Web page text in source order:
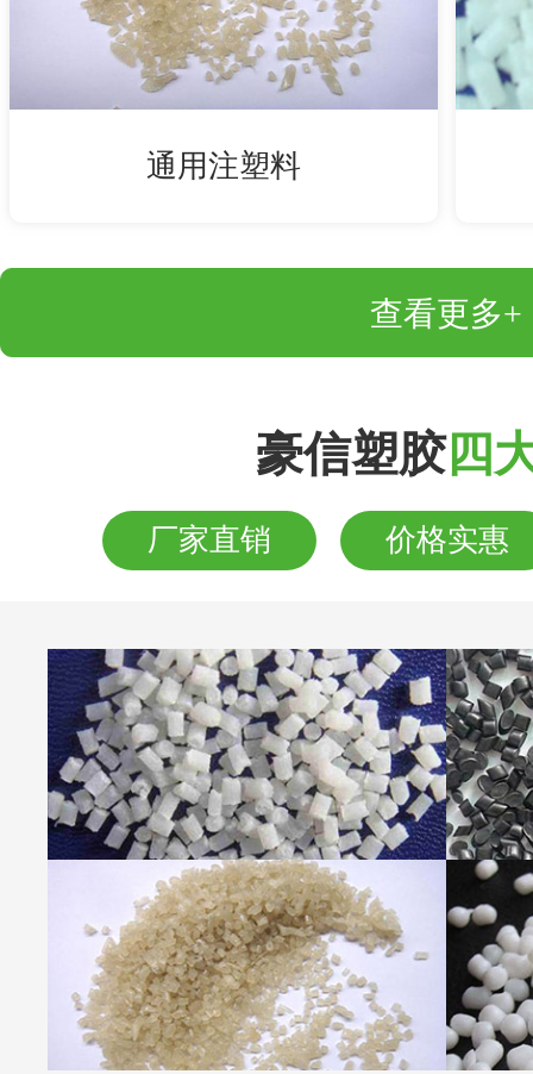
通用注塑料
查看更多+
豪信塑胶四
厂家直销 价格实惠